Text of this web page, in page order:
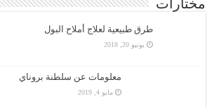
مختارات
طرق طبيعية لعلاج أملاح البول
يونيو 20, 2018
معلومات عن سلطنة بروناي
مايو 4, 2019